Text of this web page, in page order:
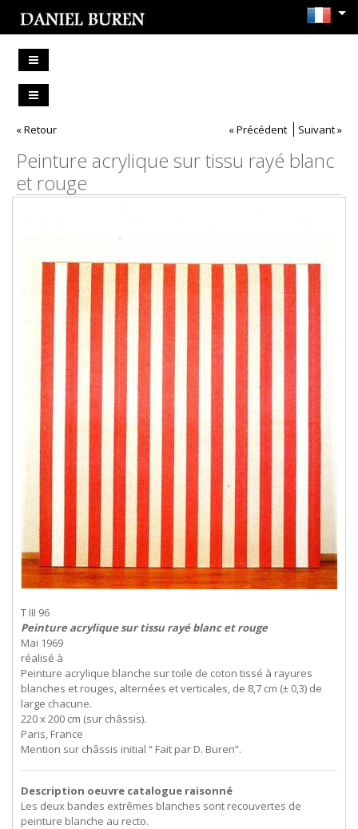
« Retour « Précédent Suivant »
Peinture acrylique sur tissu rayé blanc
et rouge
T III 96
Peinture acrylique sur tissu rayé blanc et rouge
Mai 1969
réalisé à
Peinture acrylique blanche sur toile de coton tissé à rayures
blanches et rouges, alternées et verticales, de 8,7 cm (± 0,3) de
large chacune.
220 x 200 cm (sur châssis).
Paris, France
Mention sur châssis initial “ Fait par D. Buren”.
Description oeuvre catalogue raisonné
Les deux bandes extrêmes blanches sont recouvertes de
peinture blanche au recto.